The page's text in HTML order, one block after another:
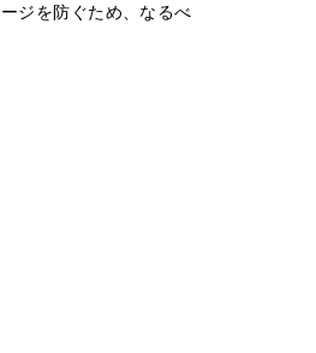
ジを防ぐため、なるべ